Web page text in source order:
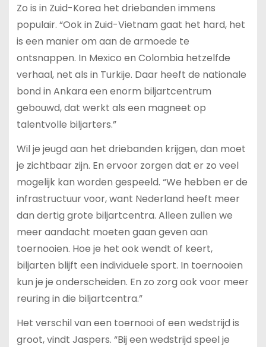
Zo is in Zuid-Korea het driebanden immens
populair. “Ook in Zuid-Vietnam gaat het hard, het
is een manier om aan de armoede te
ontsnappen. In Mexico en Colombia hetzelfde
verhaal, net als in Turkije. Daar heeft de nationale
bond in Ankara een enorm biljartcentrum
gebouwd, dat werkt als een magneet op
talentvolle biljarters.”
Wil je jeugd aan het driebanden krijgen, dan moet
je zichtbaar zijn. En ervoor zorgen dat er zo veel
mogelijk kan worden gespeeld. “We hebben er de
infrastructuur voor, want Nederland heeft meer
dan dertig grote biljartcentra. Alleen zullen we
meer aandacht moeten gaan geven aan
toernooien. Hoe je het ook wendt of keert,
biljarten blijft een individuele sport. In toernooien
kun je je onderscheiden. En zo zorg ook voor meer
reuring in die biljartcentra.”
Het verschil van een toernooi of een wedstrijd is
groot, vindt Jaspers. “Bij een wedstrijd speel je